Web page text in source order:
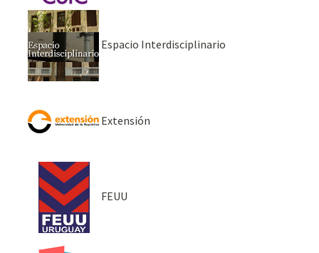
Espacio Interdisciplinario
Extensión
FEUU